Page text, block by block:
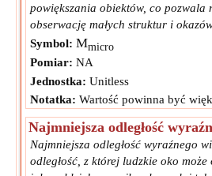
powiększania obiektów, co pozwala
obserwację małych struktur i
Symbol: Mmicro
Pomiar: NA
Jednostka: Unitless
Notatka: Wartość powinna być
Najmniejsza odległość
Najmniejsza odległość wyraźnego
odległość, z której ludzkie oko